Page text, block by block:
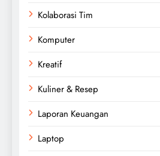
Kolaborasi Tim
Komputer
Kreatif
Kuliner & Resep
Laporan Keuangan
Laptop